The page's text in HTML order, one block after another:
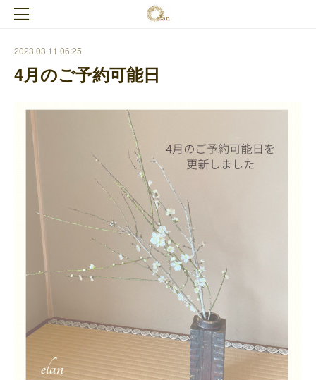
2023.03.11 06:25
4月のご予約可能日